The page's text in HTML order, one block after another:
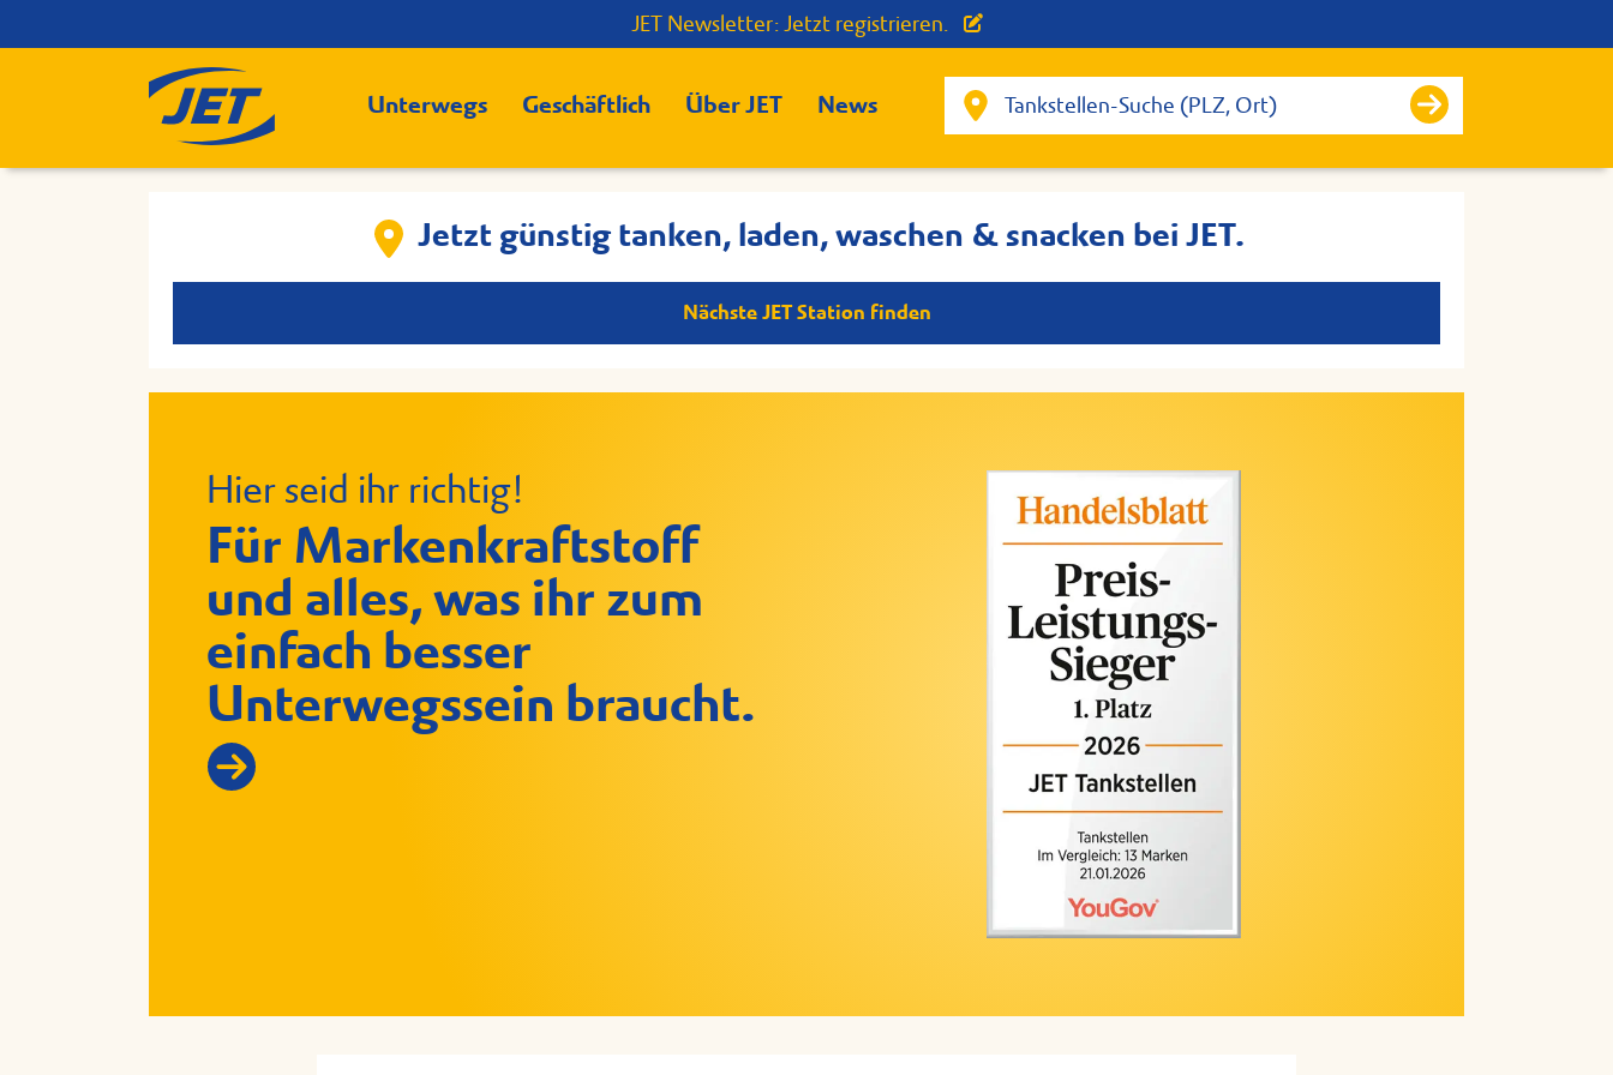
JET Newsletter: Jetzt registrieren.
Unterwegs Geschäftlich Über JET News
Jetzt günstig tanken, laden, waschen & snacken bei JET.
Nächste JET Station finden
Hier seid ihr richtig!
Für Markenkraftstoff
und alles, was ihr zum
einfach besser
Unterwegssein braucht.